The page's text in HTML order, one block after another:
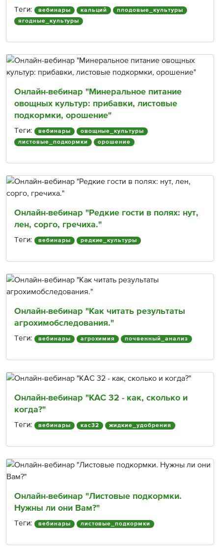
Теги: вебинары кальций
плодовые_культуры
ягодные_культуры
Онлайн-вебинар "Минеральное питание
овощных культур: прибавки, листовые
подкормки, орошение"
Теги: вебинары
овощные_культуры
листовые_подкормки
орошение
Онлайн-вебинар "Редкие гости в полях: нут,
лен, сорго, гречиха."
Теги: вебинары редкие_культуры
Онлайн-вебинар "Как читать результаты
агрохимобследования."
Теги: вебинары агрохимия почвенный_анализ
Онлайн-вебинар "КАС 32 - как, сколько и
когда?"
Теги: вебинары кас32 жидкие_удобрения
Онлайн-вебинар "Листовые подкормки.
Нужны ли они Вам?"
Теги: вебинары листовые_подкормки